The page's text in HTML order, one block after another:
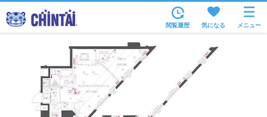
住所から
通勤通学時間から
閲覧履歴 気になる メニュー